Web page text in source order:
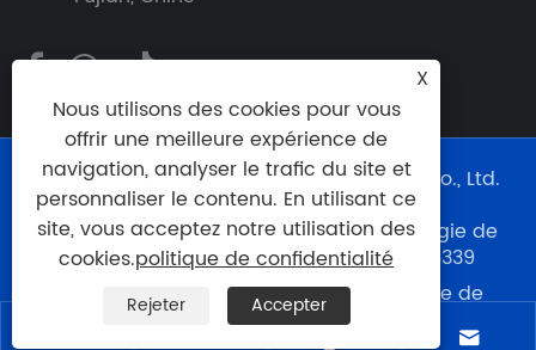
Copyright © 2024 Quangong Machinery Co., Ltd.
Tous droits réservés.
Support technique du site Web :Technologie de
réseau Cie., Ltd de Tianyu.0595--88056339
Sitemap RSS | XML |
politique de
confidentialité |

X
Nous utilisons des cookies pour vous
offrir une meilleure expérience de
navigation, analyser le trafic du site et
personnaliser le contenu. En utilisant ce
site, vous acceptez notre utilisation des
cookies.politique de confidentialité
Rejeter Accepter